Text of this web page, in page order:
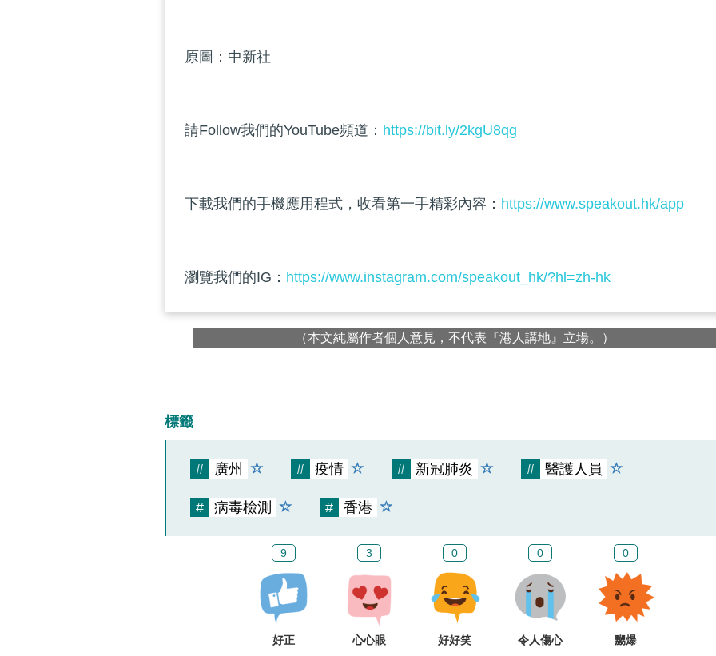
原圖：中新社
請Follow我們的YouTube頻道： https://bit.ly/2kgU8qg
下載我們的手機應用程式，收看第一手精彩內容： https://www.speakout.hk/app
瀏覽我們的IG： https://www.instagram.com/speakout_hk/?hl=zh-hk
（本文純屬作者個人意見，不代表『港人講地』立場。）
標籤
# 廣州 # 疫情 # 新冠肺炎 # 醫護人員
# 病毒檢測 # 香港
9
好正
3
心心眼
0
好好笑
0
令人傷心
0
嬲爆